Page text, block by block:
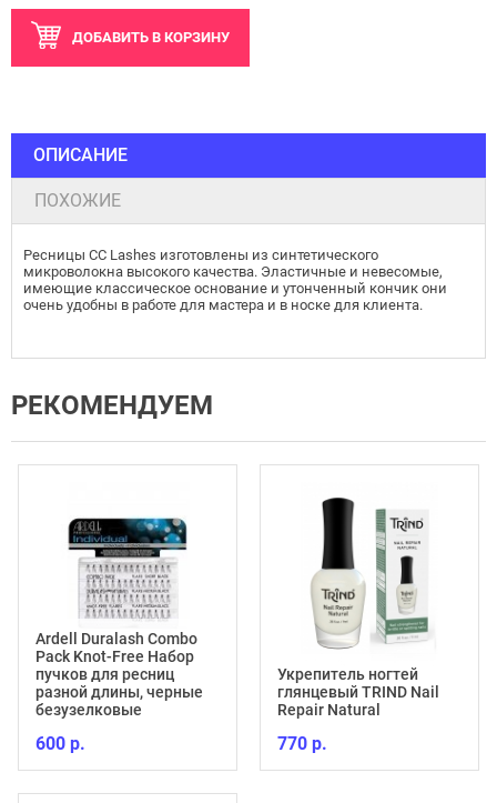
ДОБАВИТЬ В КОРЗИНУ
ОПИСАНИЕ
ПОХОЖИЕ
Ресницы CC Lashes изготовлены из синтетического
микроволокна высокого качества. Эластичные и невесомые,
имеющие классическое основание и утонченный кончик они
очень удобны в работе для мастера и в носке для клиента.
РЕКОМЕНДУЕМ
Ardell Duralash Combo
Pack Knot-Free Набор
пучков для ресниц
разной длины, черные
безузелковые
600 р.
Укрепитель ногтей
глянцевый TRIND Nail
Repair Natural
770 р.